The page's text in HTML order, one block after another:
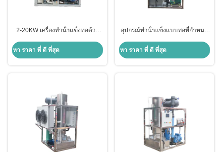
2-20KW เครื่องทําน้ําแข็งท่อด้วย
ภายในงบประมาณ
หา ราคา ที่ ดี ที่สุด
อุปกรณ์ทําน้ําแข็งแบบท่อที่กําหนด
ค้าที่มีประสิทธิภาพ
หา ราคา ที่ ดี ที่สุด